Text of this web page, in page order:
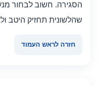
הסגירה. חשוב לבחור
שהלשונית תחזיק היטב
חזרה לראש העמוד